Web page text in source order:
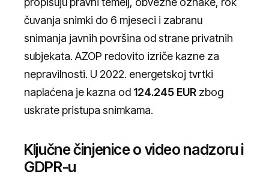
čuvanja snimki do 6 mjeseci i zabranu
snimanja javnih površina od strane privatnih
subjekata. AZOP redovito izriče kazne za
nepravilnosti. U 2022. energetskoj tvrtki
naplaćena je kazna od 124.245 EUR zbog
uskrate pristupa snimkama.
Ključne činjenice o video nadzoru i
GDPR-u